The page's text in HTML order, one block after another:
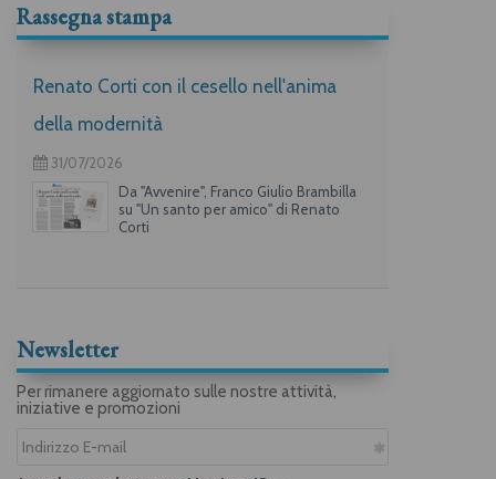
Rassegna stampa
Renato Corti con il cesello nell'anima
della modernità
31/07/2026
Da "Avvenire", Franco Giulio Brambilla
su "Un santo per amico" di Renato
Corti
Newsletter
Per rimanere aggiornato sulle nostre attività,
iniziative e promozioni